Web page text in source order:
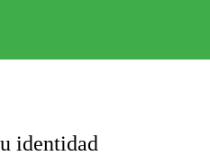
identidad